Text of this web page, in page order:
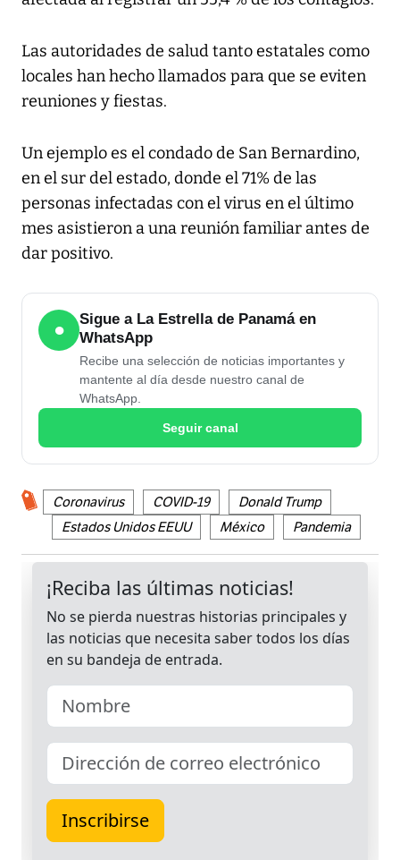
Las autoridades de salud tanto estatales como
locales han hecho llamados para que se eviten
reuniones y fiestas.
Un ejemplo es el condado de San Bernardino,
en el sur del estado, donde el 71% de las
personas infectadas con el virus en el último
mes asistieron a una reunión familiar antes de
dar positivo.
●
Sigue a La Estrella de Panamá en
WhatsApp
Recibe una selección de noticias importantes y
mantente al día desde nuestro canal de
WhatsApp.
Seguir canal
Coronavirus COVID-19
Donald Trump
Estados Unidos EEUU
México Pandemia